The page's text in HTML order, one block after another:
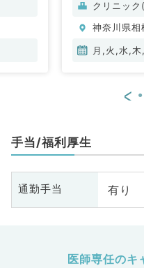
クリニッ
神奈川県相
月,火,水,
<
手当/福利厚生
通勤手当 有り
医師専任のキ